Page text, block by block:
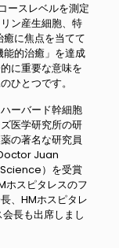
ースレベルを測定
ン産生細胞、特
癒に焦点を当てて
能的治癒」を達成
に重要な意味を
ひとつです。
ーバード幹細胞
医学研究所の研
の著名な研究員
Juan
）を受賞
ホスピタレスのフ
、HMホスピタレ
長も出席しまし